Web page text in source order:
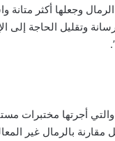
وجعلها أكثر متانة
وتقليل الحاجة إلى
والتي أجرتها مختبرات
مقارنة بالرمال غير